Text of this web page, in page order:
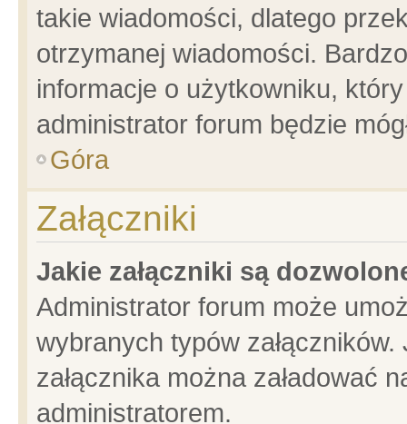
takie wiadomości, dlatego
otrzymanej wiadomości.
informacje o użytkowniku,
administrator forum będzie
Góra
Załączniki
Jakie załączniki są
Administrator forum może
wybranych typów
załącznika można załadować
administratorem.